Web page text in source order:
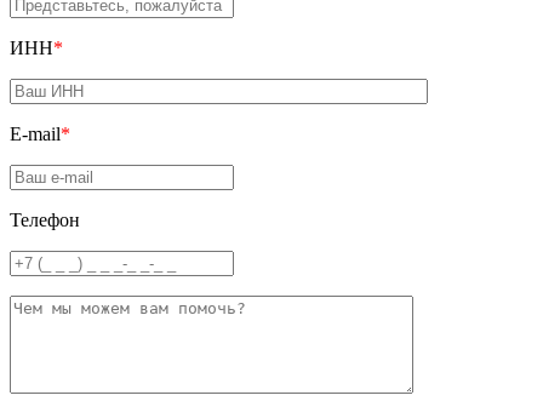
ИНН*
E-mail*
Телефон